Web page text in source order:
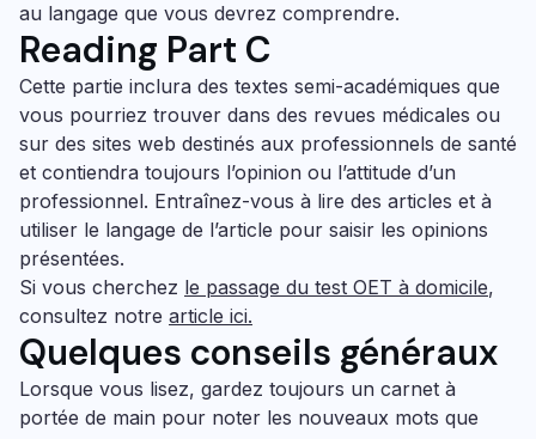
au langage que vous devrez comprendre.
Reading Part C
Cette partie inclura des textes semi-académiques que
vous pourriez trouver dans des revues médicales ou
sur des sites web destinés aux professionnels de santé
et contiendra toujours l’opinion ou l’attitude d’un
professionnel. Entraînez-vous à lire des articles et à
utiliser le langage de l’article pour saisir les opinions
présentées.
Si vous cherchez le passage du test OET à domicile,
consultez notre article ici.
Quelques conseils généraux
Lorsque vous lisez, gardez toujours un carnet à
portée de main pour noter les nouveaux mots que